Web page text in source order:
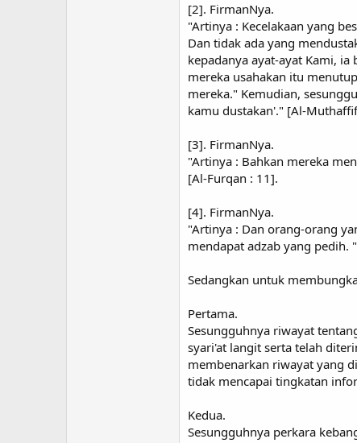
[2]. FirmanNya.
"Artinya : Kecelakaan yang
Dan tidak ada yang
kepadanya ayat-ayat Kami,
mereka usahakan itu
mereka." Kemudian,
kamu dustakan'." [Al-
[3]. FirmanNya.
"Artinya : Bahkan mereka
[Al-Furqan : 11].
[4]. FirmanNya.
"Artinya : Dan orang-orang
mendapat adzab yang pedih.
Sedangkan untuk
Pertama.
Sesungguhnya riwayat
syari'at langit serta telah
membenarkan riwayat yang
tidak mencapai tingkatan
Kedua.
Sesungguhnya perkara